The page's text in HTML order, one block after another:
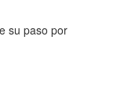
su paso por